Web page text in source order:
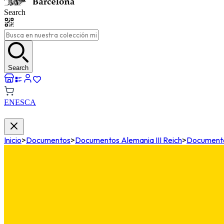
Search
Search
ENESCA
Inicio>Documentos>Documentos Alemania III Reich>